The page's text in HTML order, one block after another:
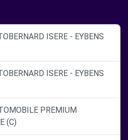
ISERE - EYBENS
ISERE - EYBENS
PREMIUM
(C)